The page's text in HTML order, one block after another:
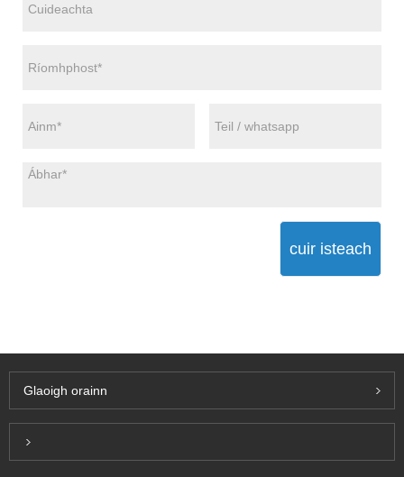
cuir isteach
Glaoigh orainn
Inquiry For Pricelist